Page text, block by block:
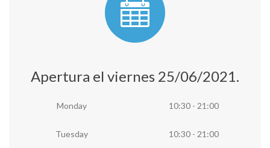
Apertura el viernes 25/06/2021.
Monday 10:30 - 21:00
Tuesday 10:30 - 21:00